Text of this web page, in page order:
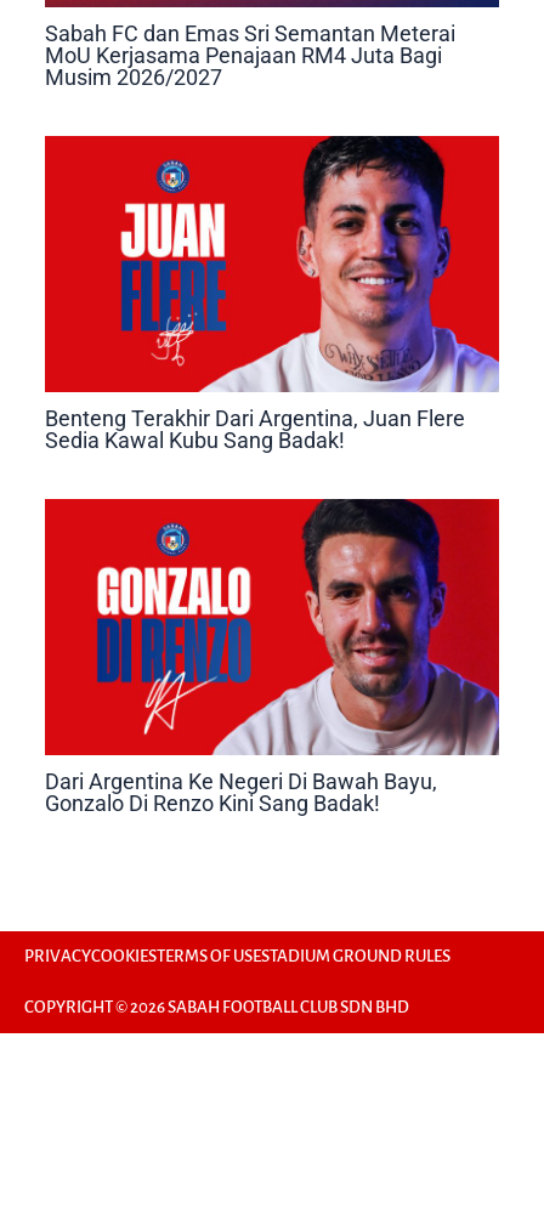
Sabah FC dan Emas Sri Semantan Meterai
MoU Kerjasama Penajaan RM4 Juta Bagi
Musim 2026/2027
Benteng Terakhir Dari Argentina, Juan Flere
Sedia Kawal Kubu Sang Badak!
Dari Argentina Ke Negeri Di Bawah Bayu,
Gonzalo Di Renzo Kini Sang Badak!
PRIVACYCOOKIESTERMS OF USESTADIUM GROUND RULES
COPYRIGHT © 2026 SABAH FOOTBALL CLUB SDN BHD